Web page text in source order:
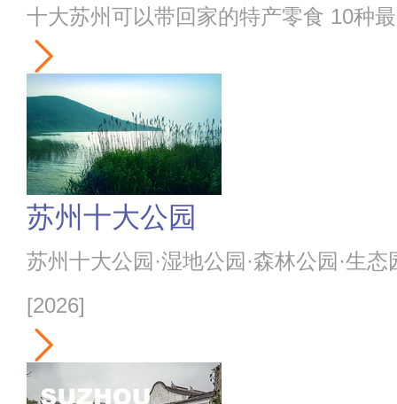
十大苏州可以带回家的特产零食 10种
苏州十大公园
苏州十大公园·湿地公园·森林公园·生
[2026]